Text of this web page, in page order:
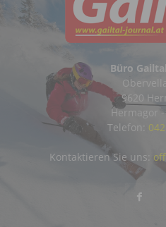
Büro
9620
Hermagor
Telefon:
Kontaktieren Sie uns: